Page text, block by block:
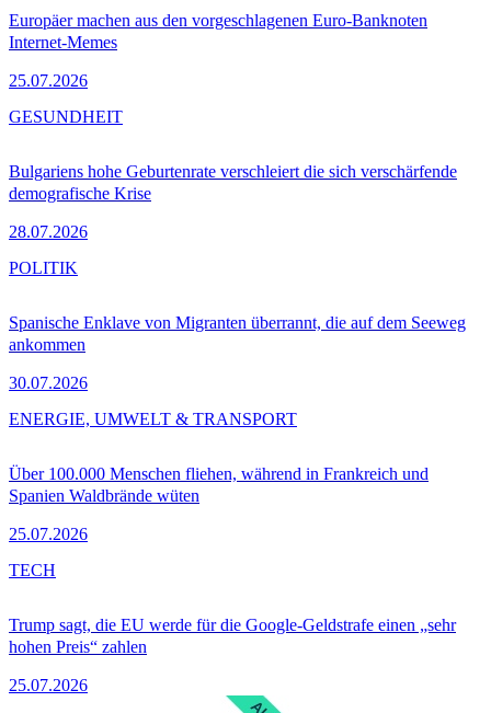
Europäer machen aus den vorgeschlagenen Euro-Banknoten
Internet-Memes
25.07.2026
Bulgariens hohe Geburtenrate verschleiert die sich verschärfende
demografische Krise
28.07.2026
GESUNDHEIT
Spanische Enklave von Migranten überrannt, die auf dem Seeweg
ankommen
30.07.2026
POLITIK
Über 100.000 Menschen fliehen, während in Frankreich und
Spanien Waldbrände wüten
25.07.2026
ENERGIE, UMWELT & TRANSPORT
Trump sagt, die EU werde für die Google-Geldstrafe einen „sehr
hohen Preis“ zahlen
25.07.2026
TECH